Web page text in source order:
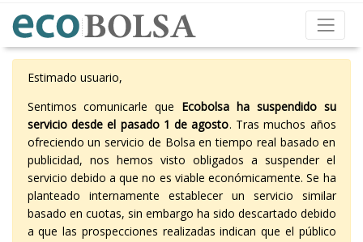
Estimado usuario,
Sentimos comunicarle que Ecobolsa ha suspendido su
servicio desde el pasado 1 de agosto. Tras muchos años
ofreciendo un servicio de Bolsa en tiempo real basado en
publicidad, nos hemos visto obligados a suspender el
servicio debido a que no es viable económicamente. Se ha
planteado internamente establecer un servicio similar
basado en cuotas, sin embargo ha sido descartado debido
a que las prospecciones realizadas indican que el público